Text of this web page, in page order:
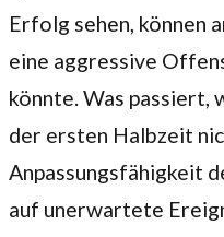
Erfolg sehen, können
eine aggressive
könnte. Was passiert,
der ersten Halbzeit
Anpassungsfähigkeit
auf unerwartete